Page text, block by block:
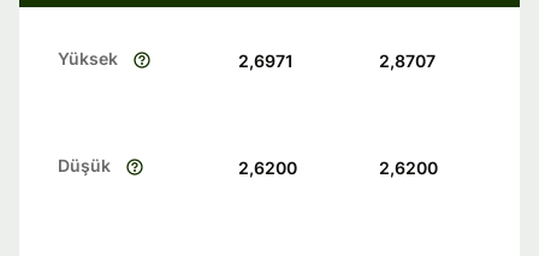
Yüksek 2,6971 2,8707
Düşük 2,6200 2,6200